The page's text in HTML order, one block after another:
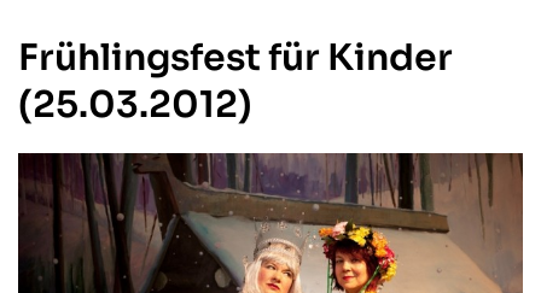
Frühlingsfest für Kinder
(25.03.2012)